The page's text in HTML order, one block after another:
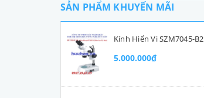
SẢN PHẨM KHUYẾN MÃI
Kính Hiển Vi SZM7045-B2
5.000.000₫